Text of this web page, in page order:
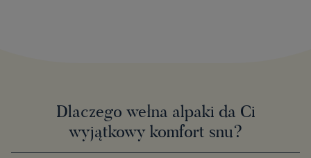
Dlaczego wełna alpaki da Ci
wyjątkowy komfort snu?